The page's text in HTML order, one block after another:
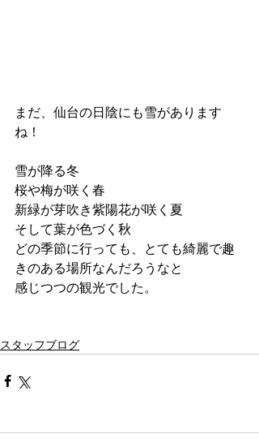
まだ、仙台の日陰にも雪があります
ね！
雪が降る冬
桜や梅が咲く春
新緑が芽吹き紫陽花が咲く夏
そして葉が色づく秋
どの季節に行っても、とても綺麗で趣
きのある場所なんだろうなと
感じつつの観光でした。
スタッフブログ